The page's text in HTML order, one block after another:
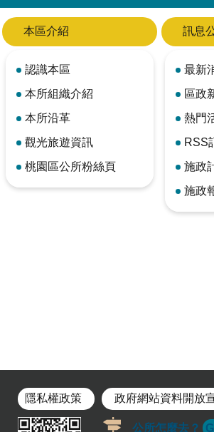
本區介紹
認識本區
本所組織介紹
本所沿革
觀光旅遊資訊
桃園區公所粉絲頁
訊息
最新
區政
熱門
RSS
施政
施政
隱私權政策 政府網站資料開放
公所怎麼去？